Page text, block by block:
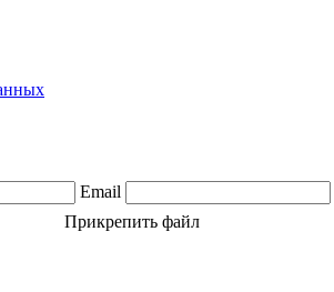
Email
Прикрепить файл